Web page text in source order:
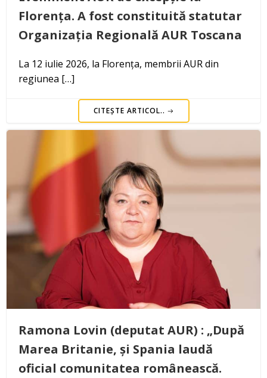
Florența. A fost constituită statutar
Organizația Regională AUR Toscana
La 12 iulie 2026, la Florența, membrii AUR din
regiunea […]
CITEȘTE ARTICOL..
Ramona Lovin (deputat AUR) : „După
Marea Britanie, și Spania laudă
oficial comunitatea românească.